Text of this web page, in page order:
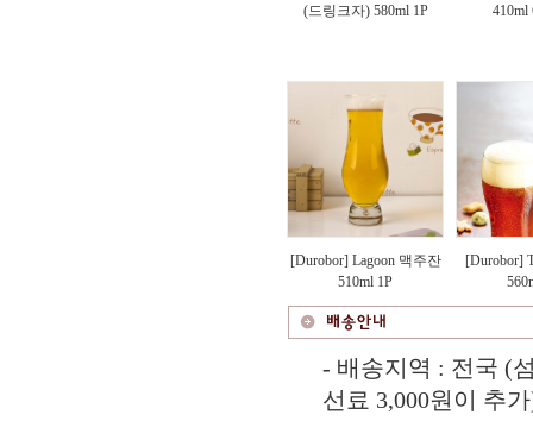
(드링크자) 580ml 1P
410ml
[Durobor] Lagoon 맥주잔
510ml 1P
[Durobor]
- 배송지역 : 전국 (
선료 3,000원이 추